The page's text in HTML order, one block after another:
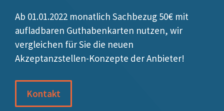
Ab 01.01.2022 monatlich Sachbezug 50€ mit
aufladbaren Guthabenkarten nutzen, wir
vergleichen für Sie die neuen
Akzeptanzstellen-Konzepte der Anbieter!
Kontakt